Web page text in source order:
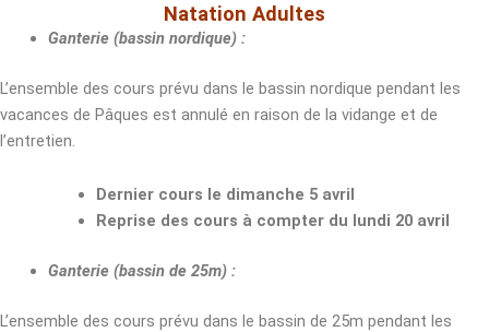
Natation Adultes
Ganterie (bassin nordique) :
L’ensemble des cours prévu dans le bassin nordique pendant les
vacances de Pâques est annulé en raison de la vidange et de
l’entretien.
Dernier cours le dimanche 5 avril
Reprise des cours à compter du lundi 20 avril
Ganterie (bassin de 25m) :
L’ensemble des cours prévu dans le bassin de 25m pendant les